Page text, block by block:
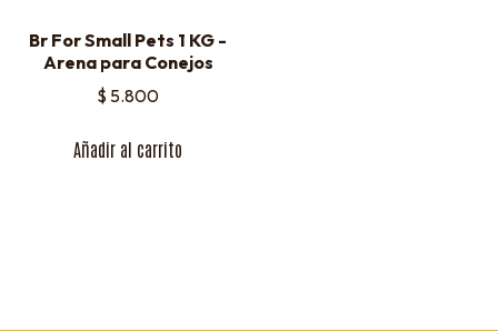
Br For Small Pets 1 KG -
Arena para Conejos
$ 5.800
Añadir al carrito